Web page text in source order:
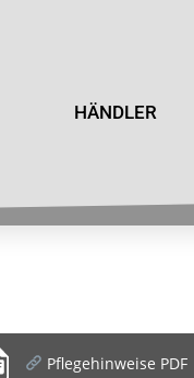
HÄNDLER
Pflegehinweise PDF